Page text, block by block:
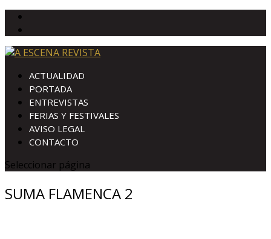
ACTUALIDAD
PORTADA
ENTREVISTAS
FERIAS Y FESTIVALES
AVISO LEGAL
CONTACTO
Seleccionar página
SUMA FLAMENCA 2